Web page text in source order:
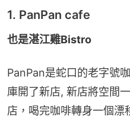
1. PanPan cafe
也是湛江雞Bistro
PanPan是蛇口的老字號
庫開了新店, 新店將空間
店，喝完咖啡轉身一個漂